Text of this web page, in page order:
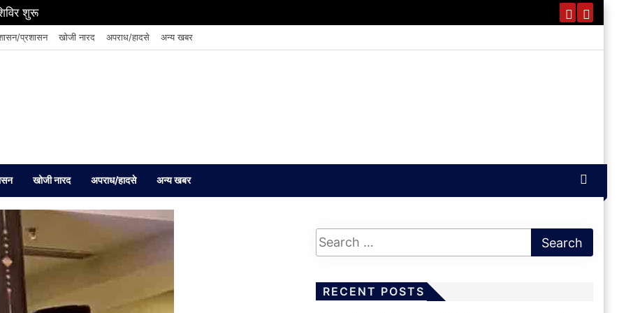
शुरू
प्रशासन खोजी नारद अपराध/हादसे अन्य खबर
खोजी नारद अपराध/हादसे अन्य खबर
RECENT POSTS